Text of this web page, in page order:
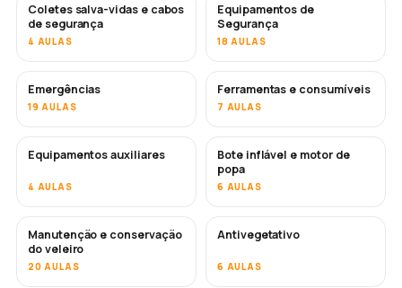
Coletes salva-vidas e cabos
de segurança
4 AULAS
Equipamentos de
Segurança
18 AULAS
Emergências
19 AULAS
Ferramentas e consumíveis
7 AULAS
Equipamentos auxiliares
4 AULAS
Bote inflável e motor de
popa
6 AULAS
Manutenção e conservação
do veleiro
20 AULAS
EM BREVE
Antivegetativo
6 AULAS